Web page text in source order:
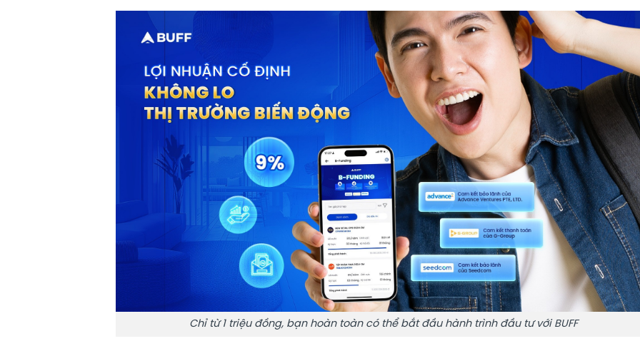
Chỉ từ 1 triệu đồng, bạn hoàn toàn có thể bắt đầu hành trình đầu tư với BUFF